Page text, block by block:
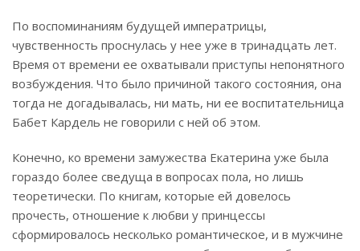
По воспоминаниям будущей императрицы,
чувственность проснулась у нее уже в тринадцать лет.
Время от времени ее охватывали приступы непонятного
возбуждения. Что было причиной такого состояния, она
тогда не догадывалась, ни мать, ни ее воспитательница
Бабет Кардель не говорили с ней об этом.
Конечно, ко времени замужества Екатерина уже была
гораздо более сведуща в вопросах пола, но лишь
теоретически. По книгам, которые ей довелось
прочесть, отношение к любви у принцессы
сформировалось несколько романтическое, и в мужчине